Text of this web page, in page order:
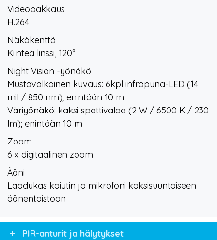
Videopakkaus
H.264
Näkökenttä
Kiinteä linssi, 120°
Night Vision -yönäkö
Mustavalkoinen kuvaus: 6kpl infrapuna-LED (14
mil / 850 nm); enintään 10 m
Väriyönäkö: kaksi spottivaloa (2 W / 6500 K / 230
lm); enintään 10 m
Zoom
6 x digitaalinen zoom
Ääni
Laadukas kaiutin ja mikrofoni kaksisuuntaiseen
äänentoistoon
PIR-anturit ja hälytykset